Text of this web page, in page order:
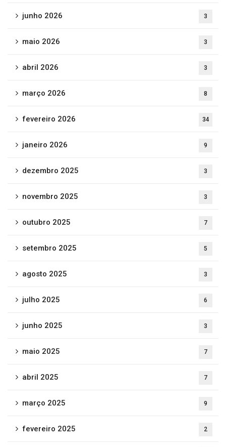
junho 2026 3
maio 2026 3
abril 2026 3
março 2026 8
fevereiro 2026 34
janeiro 2026 9
dezembro 2025 3
novembro 2025 3
outubro 2025 7
setembro 2025 5
agosto 2025 3
julho 2025 6
junho 2025 3
maio 2025 7
abril 2025 7
março 2025 9
fevereiro 2025 2